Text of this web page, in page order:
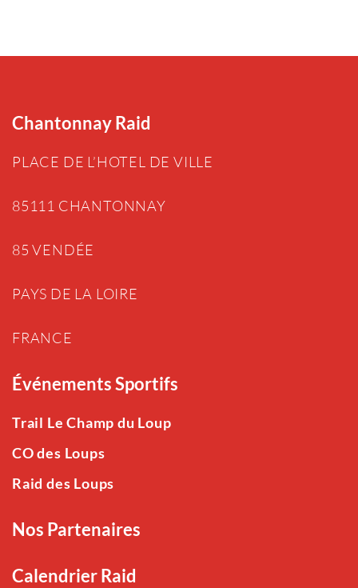
Chantonnay Raid
PLACE DE L’HOTEL DE VILLE
85111 CHANTONNAY
85 VENDÉE
PAYS DE LA LOIRE
FRANCE
Événements Sportifs
Trail Le Champ du Loup
CO des Loups
Raid des Loups
Nos Partenaires
Calendrier Raid